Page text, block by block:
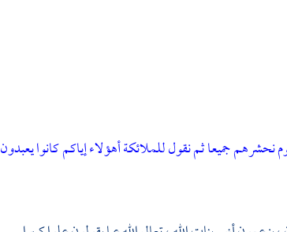
نحشرهم جميعا ثم نقول للملائكة أهؤلاء إياكم كانوا يعبدون